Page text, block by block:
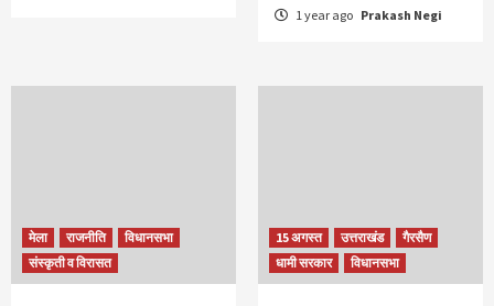
1 year ago Prakash Negi
मेला राजनीति
विधानसभा
संस्कृती व विरासत
15 अगस्‍त उत्तराखंड
गैरसैण
धामी सरकार
विधानसभा